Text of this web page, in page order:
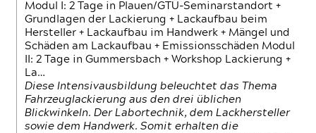
Modul I: 2 Tage in Plauen/GTÜ-Seminarstandort +
Grundlagen der Lackierung + Lackaufbau beim
Hersteller + Lackaufbau im Handwerk + Mängel und
Schäden am Lackaufbau + Emissionsschäden Modul
II: 2 Tage in Gummersbach + Workshop Lackierung +
La…
Diese Intensivausbildung beleuchtet das Thema
Fahrzeuglackierung aus den drei üblichen
Blickwinkeln. Der Labortechnik, dem Lackhersteller
sowie dem Handwerk. Somit erhalten die